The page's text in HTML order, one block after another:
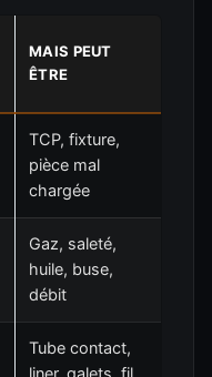
MAIS PEUT
ÊTRE
TCP, fixture,
pièce mal
chargée
Gaz, saleté,
huile, buse,
débit
Tube contact,